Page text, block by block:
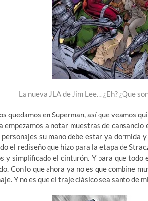
La nueva JLA de Jim Lee… ¿Eh? ¿Que
quedamos en Superman, así que veamos
empezamos a notar muestras de
personajes su mano debe estar ya dormida
el rediseño que hizo para la etapa de
y simplificado el cinturón. Y para que
Con lo que ahora ya no es que combine
Y no es que el traje clásico sea santo de